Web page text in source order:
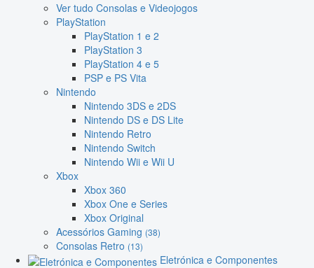
Ver tudo Consolas e Videojogos
PlayStation
PlayStation 1 e 2
PlayStation 3
PlayStation 4 e 5
PSP e PS Vita
Nintendo
Nintendo 3DS e 2DS
Nintendo DS e DS Lite
Nintendo Retro
Nintendo Switch
Nintendo Wii e Wii U
Xbox
Xbox 360
Xbox One e Series
Xbox Original
Acessórios Gaming (38)
Consolas Retro (13)
Eletrónica e Componentes